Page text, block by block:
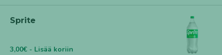
Sprite
3,00€ - Lisää koriin